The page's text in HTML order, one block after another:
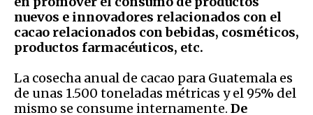
nuevos e innovadores relacionados con el
cacao relacionados con bebidas, cosméticos,
productos farmacéuticos, etc.
La cosecha anual de cacao para Guatemala es
de unas 1.500 toneladas métricas y el 95% del
mismo se consume internamente. De